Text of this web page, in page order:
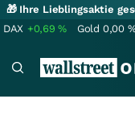
🎁 Ihre Lieblingsaktie
DAX +0,69% Gold 0,00